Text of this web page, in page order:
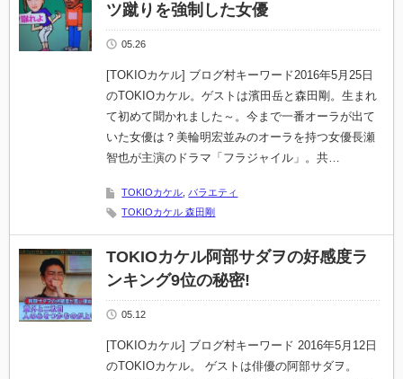
ツ蹴りを強制した女優
05.26
[TOKIOカケル] ブログ村キーワード2016年5月25日
のTOKIOカケル。ゲストは濱田岳と森田剛。生まれ
て初めて聞かれました～。今まで一番オーラが出て
いた女優は？美輪明宏並みのオーラを持つ女優長瀬
智也が主演のドラマ「フラジャイル」。共…
TOKIOカケル バラエティ
TOKIOカケル 森田剛
TOKIOカケル阿部サダヲの好感度ラ
ンキング9位の秘密!
05.12
[TOKIOカケル] ブログ村キーワード 2016年5月12日
のTOKIOカケル。 ゲストは俳優の阿部サダヲ。